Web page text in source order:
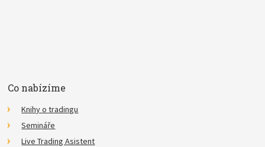
Co nabízíme
Knihy o tradingu
Semináře
Live Trading Asistent